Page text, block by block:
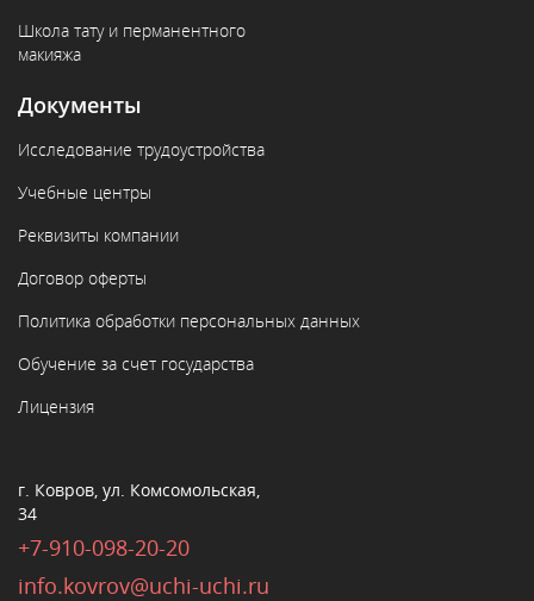
Школа тату и перманентного
макияжа
Документы
Исследование трудоустройства
Учебные центры
Реквизиты компании
Договор оферты
Политика обработки персональных данных
Обучение за счет государства
Лицензия
г. Ковров, ул. Комсомольская,
34
+7-910-098-20-20
info.kovrov@uchi-uchi.ru